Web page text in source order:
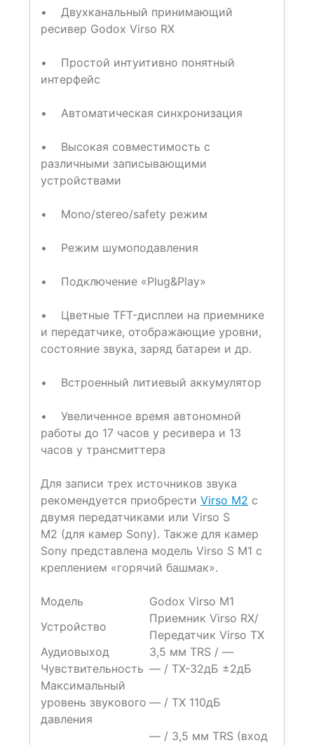
• Двухканальный принимающий
ресивер Godox Virso RX
• Простой интуитивно понятный
интерфейс
• Автоматическая синхронизация
• Высокая совместимость с
различными записывающими
устройствами
• Mono/stereo/safety режим
• Режим шумоподавления
• Подключение «Plug&Play»
• Цветные TFT-дисплеи на приемнике
и передатчике, отображающие уровни,
состояние звука, заряд батареи и др.
• Встроенный литиевый аккумулятор
• Увеличенное время автономной
работы до 17 часов у ресивера и 13
часов у трансмиттера
Для записи трех источников звука
рекомендуется приобрести Virso M2 с
двумя передатчиками или Virso S
M2 (для камер Sony). Также для камер
Sony представлена модель Virso S M1 с
креплением «горячий башмак».
Модель
Godox Virso M1
Устройство
Приемник Virso RX/
Передатчик Virso TX
Аудиовыход
3,5 мм TRS / —
Чувствительность — / TX-32дБ ±2дБ
Максимальный
уровень звукового
давления
— / TX 110дБ
— / 3,5 мм TRS (вход